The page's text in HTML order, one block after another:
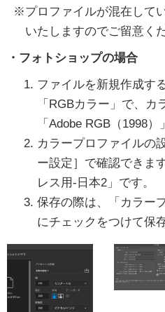
プロファイルが混在して
いたしますのでご留意く
・フォトショップの場合
ファイルを新規作成す
「RGBカラー」で、カ
「Adobe RGB（1998
カラープロファイルの
ー設定］で確認できま
レス用-日本2」です。
保存の際は、「カラー
にチェックをつけて保